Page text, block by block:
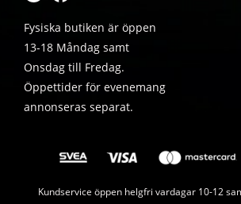
Fysiska butiken är öppen
13-18 Måndag samt
Onsdag till Fredag.
Öppettider för evenemang
annonseras separat.
Kundservice öppen helgfri vardagar 10-12